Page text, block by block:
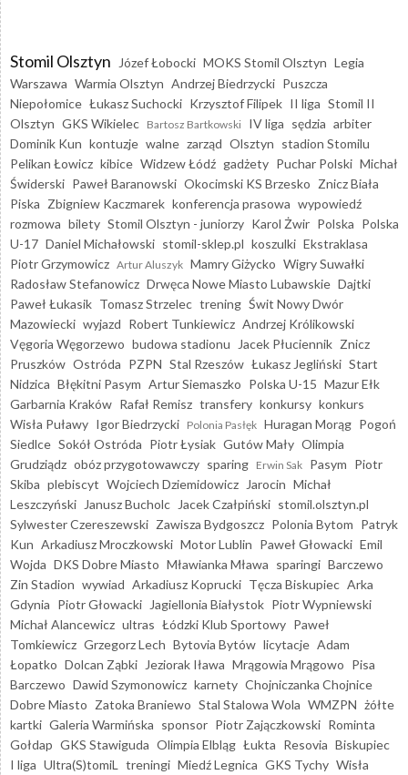
Stomil Olsztyn Józef Łobocki MOKS Stomil Olsztyn Legia
Warszawa Warmia Olsztyn Andrzej Biedrzycki Puszcza
Niepołomice Łukasz Suchocki Krzysztof Filipek II liga Stomil II
Olsztyn GKS Wikielec Bartosz Bartkowski IV liga sędzia arbiter
Dominik Kun kontuzje walne zarząd Olsztyn stadion Stomilu
Pelikan Łowicz kibice Widzew Łódź gadżety Puchar Polski Michał
Świderski Paweł Baranowski Okocimski KS Brzesko Znicz Biała
Piska Zbigniew Kaczmarek konferencja prasowa wypowiedź
rozmowa bilety Stomil Olsztyn - juniorzy Karol Żwir Polska Polska
U-17 Daniel Michałowski stomil-sklep.pl koszulki Ekstraklasa
Piotr Grzymowicz Artur Aluszyk Mamry Giżycko Wigry Suwałki
Radosław Stefanowicz Drwęca Nowe Miasto Lubawskie Dajtki
Paweł Łukasik Tomasz Strzelec trening Świt Nowy Dwór
Mazowiecki wyjazd Robert Tunkiewicz Andrzej Królikowski
Vęgoria Węgorzewo budowa stadionu Jacek Płuciennik Znicz
Pruszków Ostróda PZPN Stal Rzeszów Łukasz Jegliński Start
Nidzica Błękitni Pasym Artur Siemaszko Polska U-15 Mazur Ełk
Garbarnia Kraków Rafał Remisz transfery konkursy konkurs
Wisła Puławy Igor Biedrzycki Polonia Pasłęk Huragan Morąg Pogoń
Siedlce Sokół Ostróda Piotr Łysiak Gutów Mały Olimpia
Grudziądz obóz przygotowawczy sparing Erwin Sak Pasym Piotr
Skiba plebiscyt Wojciech Dziemidowicz Jarocin Michał
Leszczyński
Janusz Bucholc Jacek Czałpiński stomil.olsztyn.pl
Sylwester Czereszewski Zawisza Bydgoszcz Polonia Bytom Patryk
Kun Arkadiusz Mroczkowski Motor Lublin Paweł Głowacki Emil
Wojda DKS Dobre Miasto Mławianka Mława sparingi Barczewo
Zin Stadion wywiad Arkadiusz Koprucki Tęcza Biskupiec Arka
Gdynia Piotr Głowacki Jagiellonia Białystok Piotr Wypniewski
Michał Alancewicz ultras Łódzki Klub Sportowy Paweł
Tomkiewicz Grzegorz Lech Bytovia Bytów licytacje Adam
Łopatko Dolcan Ząbki Jeziorak Iława Mrągowia Mrągowo Pisa
Barczewo Dawid Szymonowicz karnety Chojniczanka Chojnice
Dobre Miasto Zatoka Braniewo Stal Stalowa Wola WMZPN żółte
kartki Galeria Warmińska sponsor Piotr Zajączkowski Rominta
Gołdap GKS Stawiguda Olimpia Elbląg Łukta Resovia Biskupiec
I liga Ultra(S)tomiL treningi Miedź Legnica GKS Tychy Wisła